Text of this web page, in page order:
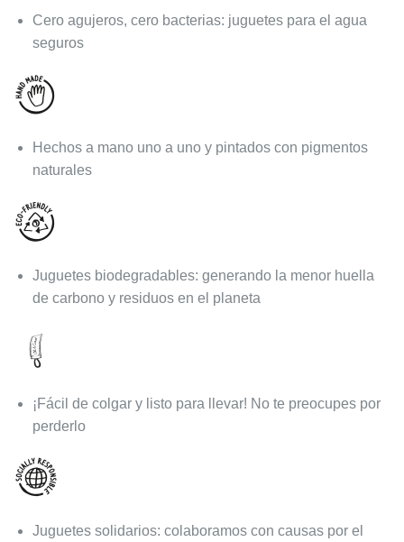
Cero agujeros, cero bacterias: juguetes para el agua
seguros
Hechos a mano uno a uno y pintados con pigmentos
naturales
Juguetes biodegradables: generando la menor huella
de carbono y residuos en el planeta
¡Fácil de colgar y listo para llevar! No te preocupes por
perderlo
Juguetes solidarios: colaboramos con causas por el